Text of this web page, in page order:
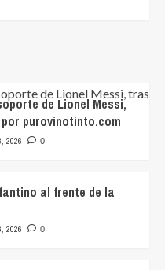
de Lionel Messi,
purovinotinto.com
2026 0
al frente de la
2026 0